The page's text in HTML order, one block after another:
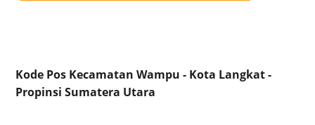
Kode Pos Kecamatan Wampu - Kota Langkat -
Propinsi Sumatera Utara